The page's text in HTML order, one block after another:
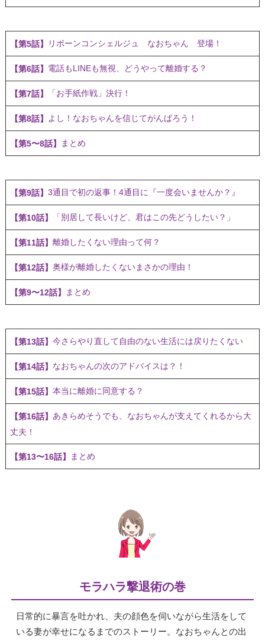
【第5話】 リボーンコンシェルジュ なおちゃん 登場！
【第6話】 電話もLINEも無視、どうやって離婚する？
【第7話】 「お手紙作戦」決行！
【第8話】 よし！なおちゃんを信じてがんばろう！
【第5〜8話】 まとめ
【第9話】3通目で初の返事！4通目に『一度会いませんか？』
【第10話】 「別居して長いけど、君はこの先どうしたい？」
【第11話】離婚したくない理由って何？
【第12話】奥様が離婚したくないまさかの理由！
【第9〜12話】 まとめ
【第13話】今さらやり直して自由のない生活には戻りたくない
【第14話】 なおちゃんの次のアドバイスは？！
【第15話】本当に離婚に同意する？
【第16話】あきらめそうでも、なおちゃんが支えてくれるから大
丈夫！
【第13〜16話】 まとめ
モラハラ撃退術の巻
日常的に暴言を吐かれ、夫の顔色を伺いながら生活をして
いる妻が幸せになるまでのストーリー。なおちゃんとの出